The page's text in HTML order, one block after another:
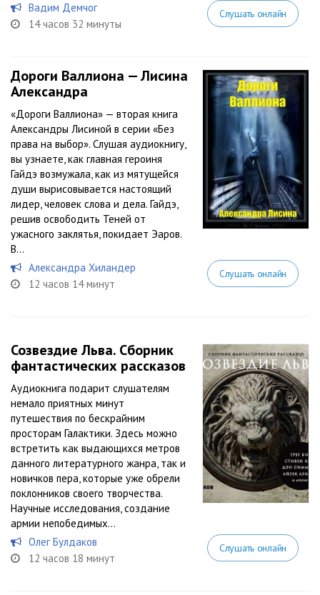
Вадим Демчог
14 часов 32 минуты
Слушать онлайн
Дороги Валлиона — Лисина
Александра
«Дороги Валлиона» — вторая книга
Александры Лисиной в серии «Без
права на выбор». Слушая аудиокнигу,
вы узнаете, как главная героиня
Гайдэ возмужала, как из мятущейся
души вырисовывается настоящий
лидер, человек слова и дела. Гайдэ,
решив освободить Теней от
ужасного заклятья, покидает Эаров.
В...
Александра Хиландер
12 часов 14 минут
Слушать онлайн
Созвездие Льва. Сборник
фантастических рассказов
Аудиокнига подарит слушателям
немало приятных минут
путешествия по бескрайним
просторам Галактики. Здесь можно
встретить как выдающихся метров
данного литературного жанра, так и
новичков пера, которые уже обрели
поклонников своего творчества.
Научные исследования, создание
армии непобедимых...
Олег Булдаков
12 часов 18 минут
Слушать онлайн